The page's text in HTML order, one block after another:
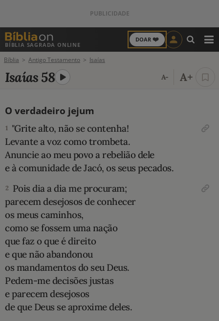
BÍBLIA SAGRADA ONLINE
DOAR ❤️
ANTIGO TESTAMENTO
VERSÍCULOS
VERSÍCULO DO DIA
PALAVRA DO DIA
SALMO DO DIA
DEVOCIONAL DIÁRIO
10 MANDAMENTOS
ESTUDOS BÍBLICOS
ESBOÇOS DE PREGAÇÃO
TEMAS
Bíblia Antigo Testamento Isaías
Isaías 58 A- A+
O verdadeiro jejum
1 "Grite alto, não se contenha!
Levante a voz como trombeta.
Anuncie ao meu povo a rebelião dele
e à comunidade de Jacó, os seus pecados.
2 Pois dia a dia me procuram;
parecem desejosos de conhecer
os meus caminhos,
como se fossem uma nação
que faz o que é direito
e que não abandonou
os mandamentos do seu Deus.
Pedem-me decisões justas
e parecem desejosos
de que Deus se aproxime deles.